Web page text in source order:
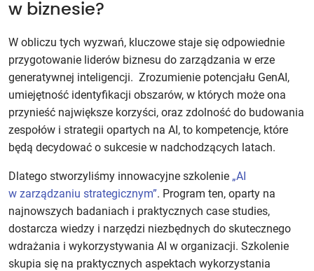
w biznesie?
W obliczu tych wyzwań, kluczowe staje się odpowiednie
przygotowanie liderów biznesu do zarządzania w erze
generatywnej inteligencji. Zrozumienie potencjału GenAI,
umiejętność identyfikacji obszarów, w których może ona
przynieść największe korzyści, oraz zdolność do budowania
zespołów i strategii opartych na AI, to kompetencje, które
będą decydować o sukcesie w nadchodzących latach.
Dlatego stworzyliśmy innowacyjne szkolenie „AI
w zarządzaniu strategicznym”. Program ten, oparty na
najnowszych badaniach i praktycznych case studies,
dostarcza wiedzy i narzędzi niezbędnych do skutecznego
wdrażania i wykorzystywania AI w organizacji. Szkolenie
skupia się na praktycznych aspektach wykorzystania